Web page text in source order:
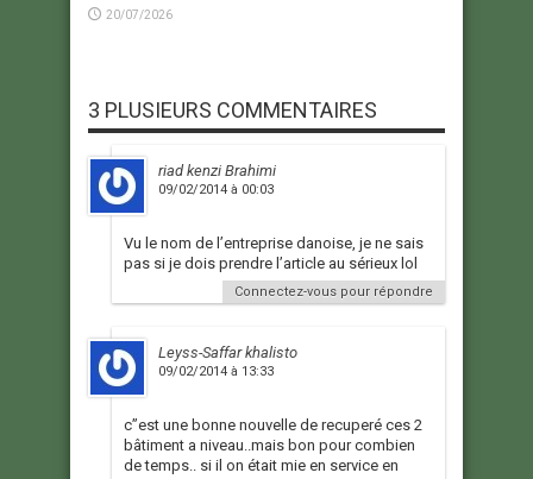
20/07/2026
3 PLUSIEURS COMMENTAIRES
riad kenzi Brahimi
09/02/2014 à 00:03
Vu le nom de l’entreprise danoise, je ne sais
pas si je dois prendre l’article au sérieux lol
Connectez-vous pour répondre
Leyss-Saffar khalisto
09/02/2014 à 13:33
c”est une bonne nouvelle de recuperé ces 2
bâtiment a niveau..mais bon pour combien
de temps.. si il on était mie en service en